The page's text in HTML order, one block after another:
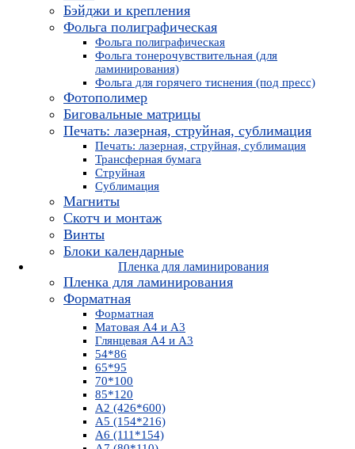
Бэйджи и крепления
Фольга полиграфическая
Фольга полиграфическая
Фольга тонерочувствительная (для
ламинирования)
Фольга для горячего тиснения (под пресс)
Фотополимер
Биговальные матрицы
Печать: лазерная, струйная, сублимация
Печать: лазерная, струйная, сублимация
Трансферная бумага
Струйная
Сублимация
Магниты
Скотч и монтаж
Винты
Блоки календарные
Пленка для ламинирования
Пленка для ламинирования
Форматная
Форматная
Матовая А4 и А3
Глянцевая А4 и А3
54*86
65*95
70*100
85*120
А2 (426*600)
А5 (154*216)
А6 (111*154)